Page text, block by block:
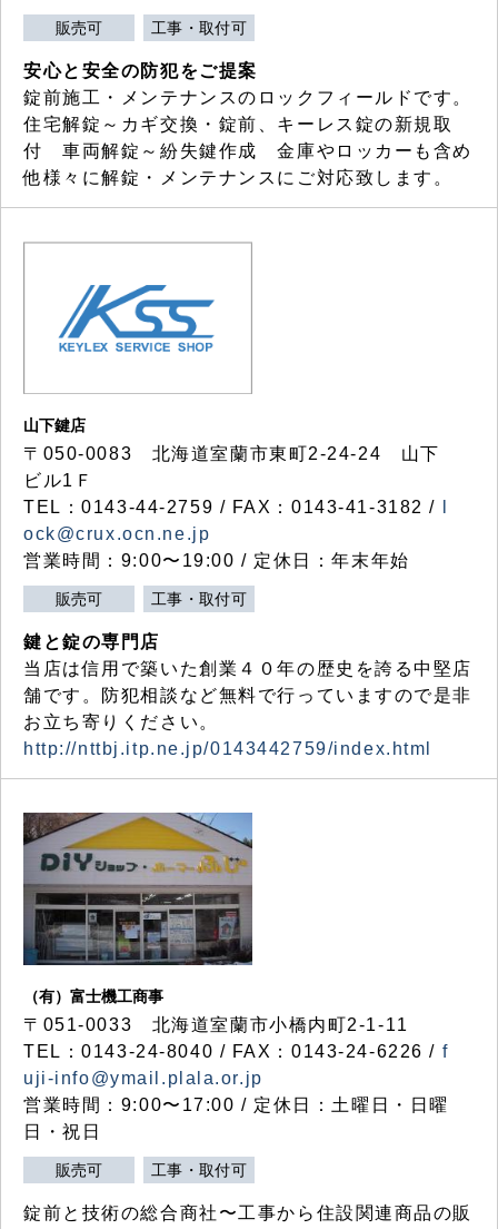
販売可 工事・取付可
安心と安全の防犯をご提案
錠前施工・メンテナンスのロックフィールドです。
住宅解錠～カギ交換・錠前、キーレス錠の新規取
付 車両解錠～紛失鍵作成 金庫やロッカーも含め
他様々に解錠・メンテナンスにご対応致します。
山下鍵店
〒050-0083 北海道室蘭市東町2-24-24 山下
ビル1Ｆ
TEL：0143-44-2759 / FAX：0143-41-3182 /
ock@crux.ocn.ne.jp
営業時間：9:00〜19:00 / 定休日：年末年始
販売可 工事・取付可
鍵と錠の専門店
当店は信用で築いた創業４０年の歴史を誇る中堅店
舗です。防犯相談など無料で行っていますので是非
お立ち寄りください。
http://nttbj.itp.ne.jp/0143442759/index.html
（有）富士機工商事
〒051-0033 北海道室蘭市小橋内町2-1-11
TEL：0143-24-8040 / FAX：0143-24-6226 / f
uji-info@ymail.plala.or.jp
営業時間：9:00〜17:00 / 定休日：土曜日・日曜
日・祝日
販売可 工事・取付可
錠前と技術の総合商社〜工事から住設関連商品の販